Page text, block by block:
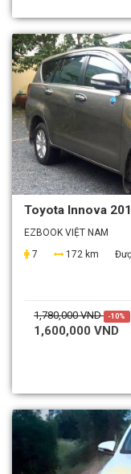
Toyota Innova
EZBOOK VIỆT NAM
7
172 km
1,780,000 VND -10%
1,600,000 VND